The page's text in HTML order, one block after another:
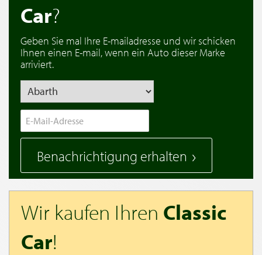
Car?
Geben Sie mal Ihre E-mailadresse und wir schicken
Ihnen einen E-mail, wenn ein Auto dieser Marke
arriviert.
Benachrichtigung erhalten
Wir kaufen Ihren Classic
Car!